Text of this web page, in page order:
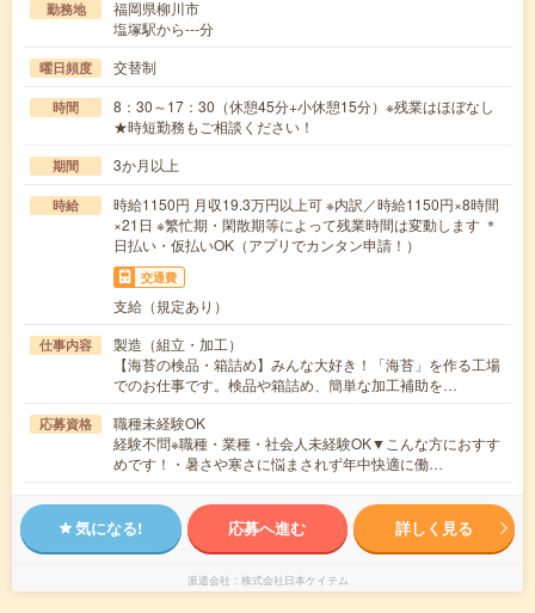
勤務地
福岡県柳川市
塩塚駅から---分
曜日頻度 交替制
時間
8：30～17：30（休憩45分+小休憩15分）※残業はほぼなし
★時短勤務もご相談ください！
期間 3か月以上
時給
時給1150円 月収19.3万円以上可 ※内訳／時給1150円×8時間
×21日 ※繁忙期・閑散期等によって残業時間は変動します ＊
日払い・仮払いOK（アプリでカンタン申請！）
交通費
支給（規定あり）
仕事内容
製造（組立・加工）
【海苔の検品・箱詰め】みんな大好き！「海苔」を作る工場
でのお仕事です。検品や箱詰め、簡単な加工補助を…
応募資格
職種未経験OK
経験不問※職種・業種・社会人未経験OK▼こんな方におすす
めです！・暑さや寒さに悩まされず年中快適に働…
気になる! 応募へ進む 詳しく見る
派遣会社 株式会社日本ケイテム